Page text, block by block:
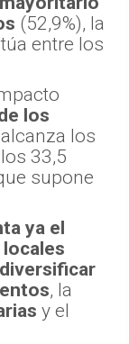
(52,9%), la
entre los
los
alcanza los
33,5
supone
ya el
diversificar
, la
y el